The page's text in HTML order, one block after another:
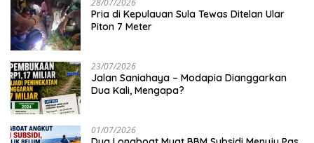
28/07/2026
Pria di Kepulauan Sula Tewas Ditelan Ular
Piton 7 Meter
23/07/2026
Jalan Saniahaya – Modapia Dianggarkan
Dua Kali, Mengapa?
01/07/2026